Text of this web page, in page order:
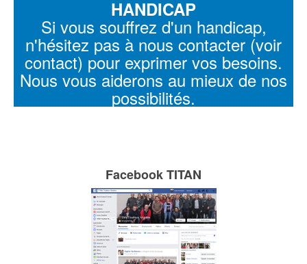
HANDICAP
Si vous souffrez d'un handicap,
n'hésitez pas à nous contacter (voir
contact) pour exprimer vos besoins.
Nous vous aiderons au mieux de nos
possibilités.
Facebook TITAN